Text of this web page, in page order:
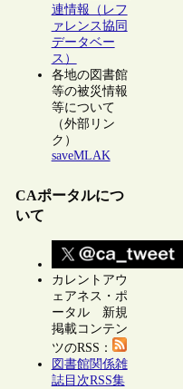
連情報（レフ
ァレンス協同
データベー
ス）
各地の図書館
等の被災情報
等について
（外部リン
ク）
saveMLAK
CAポータルにつ
いて
カレントアウ
ェアネス・ポ
ータル 新規
掲載コンテン
ツのRSS：
図書館関係雑
誌目次RSS集